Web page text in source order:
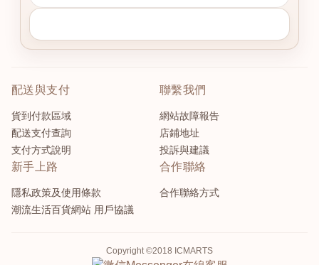
配送與支付
貨到付款區域
配送支付查詢
支付方式說明
聯繫我們
網站故障報告
店鋪地址
投訴與建議
新手上路
隱私政策及使用條款
潮流生活百貨網站 用戶協議
合作聯絡
合作聯絡方式
Copyright ©2018 ICMARTS